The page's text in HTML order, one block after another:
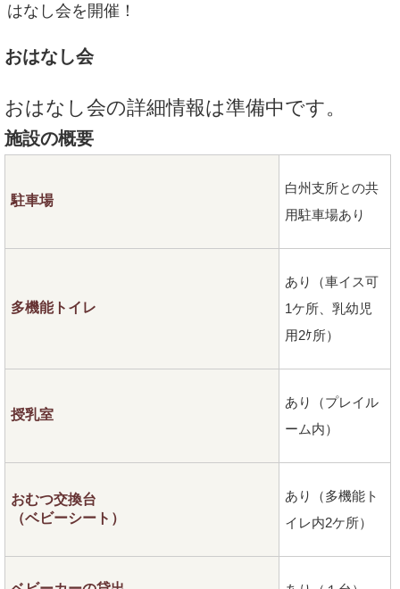
はなし会を開催！
おはなし会
おはなし会の詳細情報は準備中です。
施設の概要
駐車場
白州支所との共
用駐車場あり
多機能トイレ
あり（車イス可
1ケ所、乳幼児
用2ｹ所）
授乳室
あり（プレイル
ーム内）
おむつ交換台
（ベビーシート）
あり（多機能ト
イレ内2ケ所）